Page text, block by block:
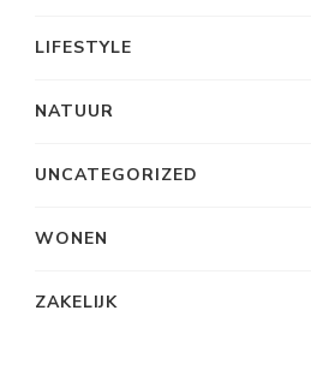
LIFESTYLE
NATUUR
UNCATEGORIZED
WONEN
ZAKELIJK